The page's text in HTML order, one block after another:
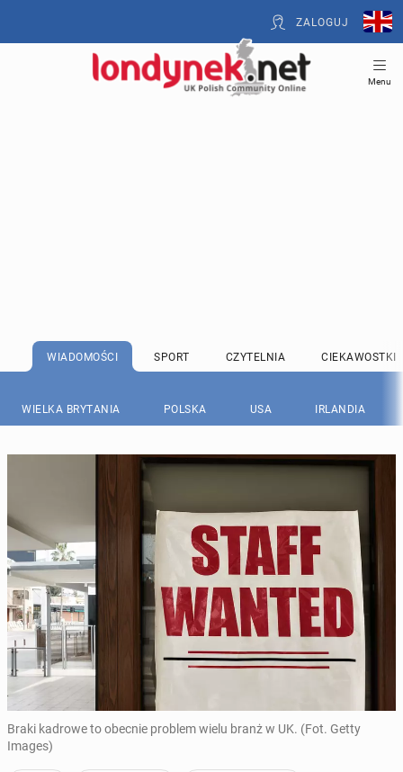
ZALOGUJ
Menu
WIADOMOŚCI SPORT CZYTELNIA CIEKAWOSTKI
WIELKA BRYTANIA POLSKA USA IRLANDIA
Braki kadrowe to obecnie problem wielu branż w UK. (Fot. Getty
Images)